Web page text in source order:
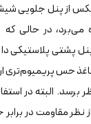
نظر جنس بدنه، ردمی ۱۳ ایکس از
پشتی پلاستیکی
روی کاغذ حس
برسد. البته در
۱۵ می‌تواند از نظر